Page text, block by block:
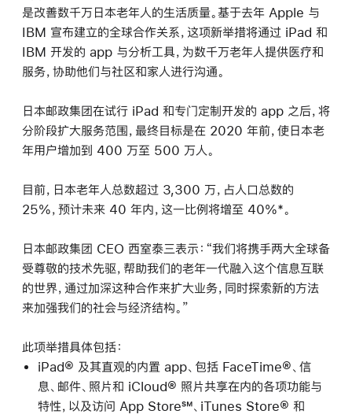
是改善数千万日本老年人的生活质量。基于去年 Apple 与
IBM 宣布建立的全球合作关系，这项新举措将通过 iPad 和
IBM 开发的 app 与分析工具，为数千万老年人提供医疗和
服务，协助他们与社区和家人进行沟通。
日本邮政集团在试行 iPad 和专门定制开发的 app 之后，将
分阶段扩大服务范围，最终目标是在 2020 年前，使日本老
年用户增加到 400 万至 500 万人。
目前，日本老年人总数超过 3,300 万，占人口总数的
25%，预计未来 40 年内，这一比例将增至 40%*。
日本邮政集团 CEO 西室泰三表示：“我们将携手两大全球备
受尊敬的技术先驱，帮助我们的老年一代融入这个信息互联
的世界，通过加深这种合作来扩大业务，同时探索新的方法
来加强我们的社会与经济结构。”
此项举措具体包括：
iPad® 及其直观的内置 app、包括 FaceTime®、信
息、邮件、照片和 iCloud® 照片共享在内的各项功能与
特性，以及访问 App Store℠、iTunes Store® 和